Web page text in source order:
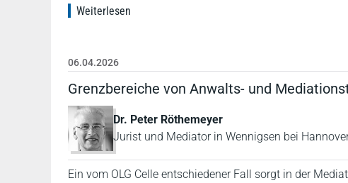
Weiterlesen
06.04.2026
Grenzbereiche von Anwalts- und
Dr. Peter Röthemeyer
Jurist und Mediator in Wennigsen bei
Ein vom OLG Celle entschiedener Fall sorgt in der